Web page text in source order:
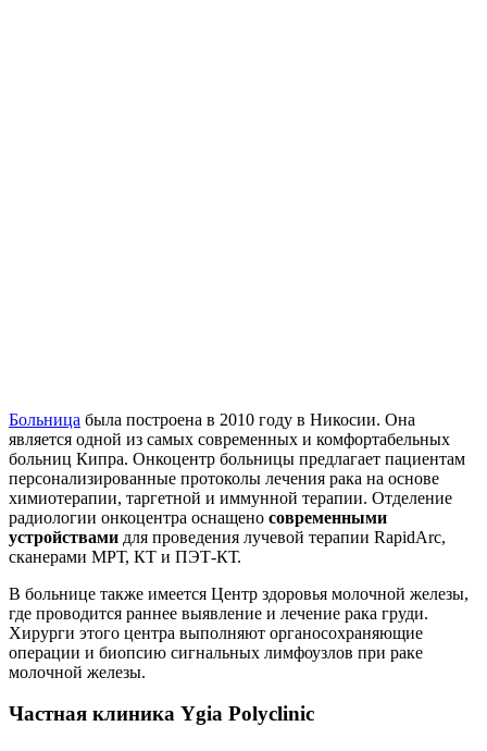
Больница была построена в 2010 году в Никосии. Она
является одной из самых современных и комфортабельных
больниц Кипра. Онкоцентр больницы предлагает пациентам
персонализированные протоколы лечения рака на основе
химиотерапии, таргетной и иммунной терапии. Отделение
радиологии онкоцентра оснащено современными
устройствами для проведения лучевой терапии RapidАrc,
сканерами МРТ, КТ и ПЭТ-КТ.
В больнице также имеется Центр здоровья молочной железы,
где проводится раннее выявление и лечение рака груди.
Хирурги этого центра выполняют органосохраняющие
операции и биопсию сигнальных лимфоузлов при раке
молочной железы.
Частная клиника Ygia Polyclinic